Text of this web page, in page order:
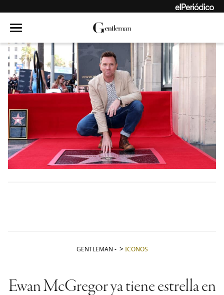
GENTLEMAN - ICONOS
Ewan McGregor ya tiene estrella en